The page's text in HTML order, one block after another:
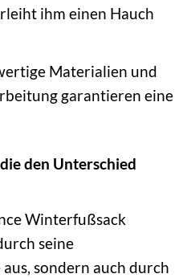
ihm einen Hauch
Materialien und
garantieren eine
den Unterschied
Winterfußsack
seine
sondern auch durch